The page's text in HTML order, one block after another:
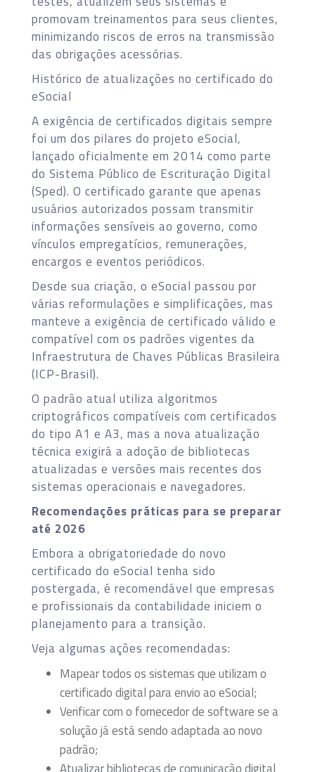
promovam treinamentos para seus clientes,
minimizando riscos de erros na transmissão
das obrigações acessórias.
Histórico de atualizações no certificado do
eSocial
A exigência de certificados digitais sempre
foi um dos pilares do projeto eSocial,
lançado oficialmente em 2014 como parte
do Sistema Público de Escrituração Digital
(Sped). O certificado garante que apenas
usuários autorizados possam transmitir
informações sensíveis ao governo, como
vínculos empregatícios, remunerações,
encargos e eventos periódicos.
Desde sua criação, o eSocial passou por
várias reformulações e simplificações, mas
manteve a exigência de certificado válido e
compatível com os padrões vigentes da
Infraestrutura de Chaves Públicas Brasileira
(ICP-Brasil).
O padrão atual utiliza algoritmos
criptográficos compatíveis com certificados
do tipo A1 e A3, mas a nova atualização
técnica exigirá a adoção de bibliotecas
atualizadas e versões mais recentes dos
sistemas operacionais e navegadores.
Recomendações práticas para se preparar
até 2026
Embora a obrigatoriedade do novo
certificado do eSocial tenha sido
postergada, é recomendável que empresas
e profissionais da contabilidade iniciem o
planejamento para a transição.
Veja algumas ações recomendadas:
Mapear todos os sistemas que utilizam o
certificado digital para envio ao eSocial;
Verificar com o fornecedor de software se a
solução já está sendo adaptada ao novo
padrão;
Atualizar bibliotecas de comunicação digital